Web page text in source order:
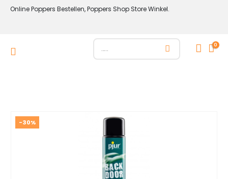
Online Poppers Bestellen, Poppers Shop Store Winkel.
0
-30%